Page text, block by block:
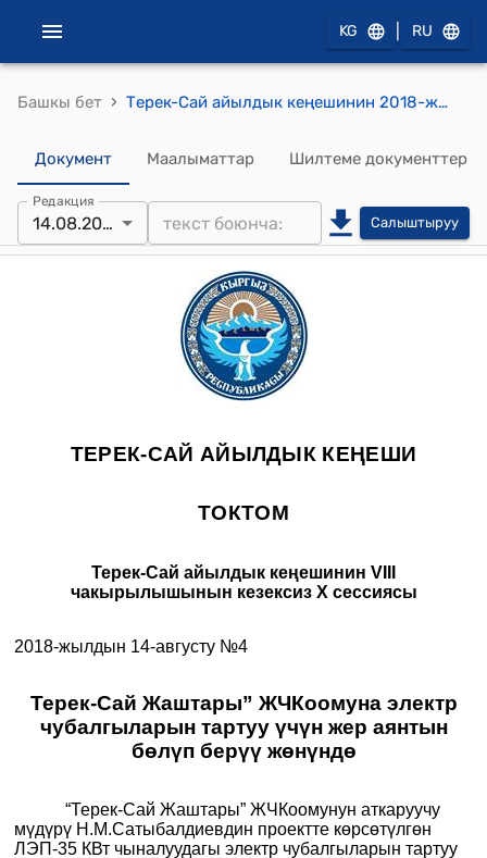
KG RU
Башкы бет › Терек-Сай айылдык кеңешинин 2018-жылдын 14-августундагы №4 "Терек-Сай Жаштары” ЖЧКоомуна электр чубалгыларын тартуу үчүн жер аянтын бөлүп берүү жөнүндө" токтому
Документ Маалыматтар Шилтеме документтер
Редакция
14.08.2018 Салыштыруу